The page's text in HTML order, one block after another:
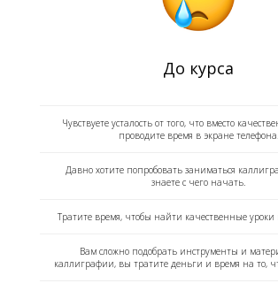
До курса
Чувствуете усталость от того, что вместо
проводите время в экране телефона.
Давно хотите попробовать заниматься
знаете с чего начать.
Тратите время, чтобы найти качественные
Вам сложно подобрать инструменты и
каллиграфии, вы тратите деньги и время на то,